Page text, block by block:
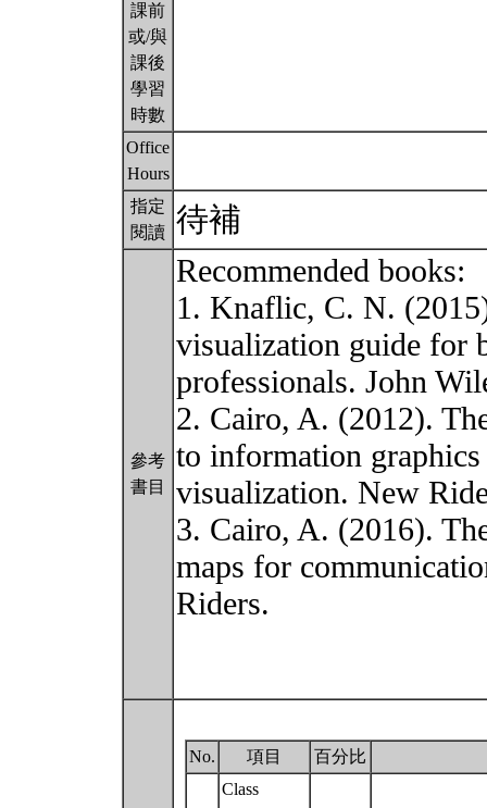
課前
或/與
課後
學習
時數
Office
Hours
指定
閱讀 待補
參考
書目
Recommended books:
1. Knaflic, C. N.
visualization guide for
professionals. John
2. Cairo, A. (2012).
to information graphics
visualization. New
3. Cairo, A. (2016).
maps for
Riders.
No. 項目
百分比
Class